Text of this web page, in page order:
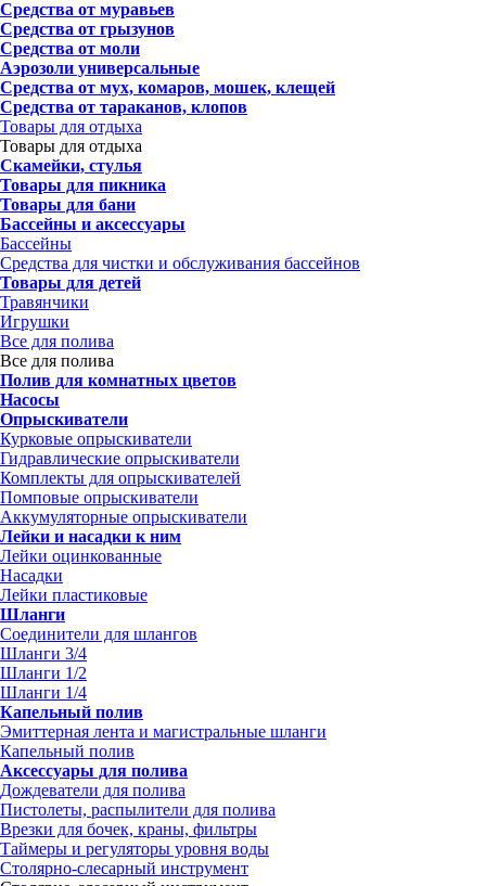
Средства от муравьев
Средства от грызунов
Средства от моли
Аэрозоли универсальные
Средства от мух, комаров, мошек, клещей
Средства от тараканов, клопов
Товары для отдыха
Товары для отдыха
Скамейки, стулья
Товары для пикника
Товары для бани
Бассейны и аксессуары
Бассейны
Средства для чистки и обслуживания бассейнов
Товары для детей
Травянчики
Игрушки
Все для полива
Все для полива
Полив для комнатных цветов
Насосы
Опрыскиватели
Курковые опрыскиватели
Гидравлические опрыскиватели
Комплекты для опрыскивателей
Помповые опрыскиватели
Аккумуляторные опрыскиватели
Лейки и насадки к ним
Лейки оцинкованные
Насадки
Лейки пластиковые
Шланги
Соединители для шлангов
Шланги 3/4
Шланги 1/2
Шланги 1/4
Капельный полив
Эмиттерная лента и магистральные шланги
Капельный полив
Аксессуары для полива
Дождеватели для полива
Пистолеты, распылители для полива
Врезки для бочек, краны, фильтры
Таймеры и регуляторы уровня воды
Столярно-слесарный инструмент